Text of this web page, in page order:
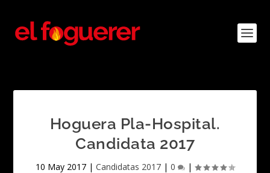
Hoguera Pla-Hospital.
Candidata 2017
10 May 2017 | Candidatas 2017 | 0 |